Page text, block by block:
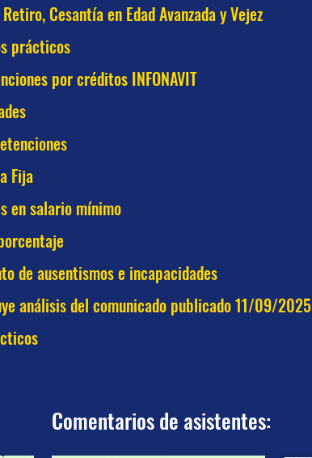
Retiro, Cesantía en Edad Avanzada y Vejez
prácticos
por créditos INFONAVIT
Fija
en salario mínimo
de ausentismos e incapacidades
análisis del comunicado publicado 11/09/2025
Comentarios de asistentes: